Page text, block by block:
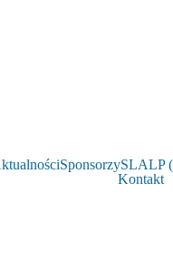
SponsorzySLALP
Kontakt